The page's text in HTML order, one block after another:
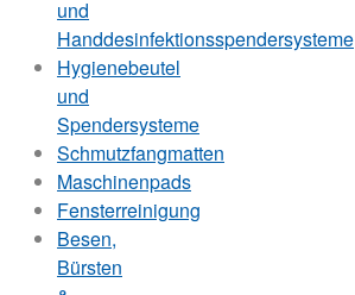
und
Handdesinfektionsspendersysteme
Hygienebeutel
und
Spendersysteme
Schmutzfangmatten
Maschinenpads
Fensterreinigung
Besen,
Bürsten